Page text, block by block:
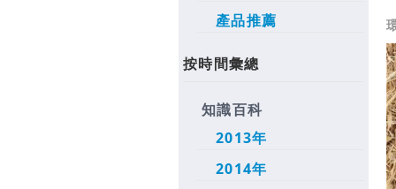
產品推薦
按時間彙總
知識百科
2013年
2014年